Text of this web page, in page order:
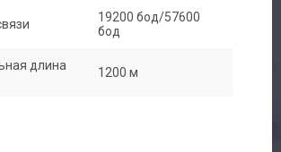
19200 бод/57600
бод
длина
1200 м